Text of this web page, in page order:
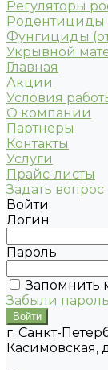
Регуляторы
Родентициды
Фунгициды
Укрывной
Главная
Акции
Условия
О компании
Партнеры
Контакты
Услуги
Прайс-листы
Задать вопрос
Войти
Логин
Пароль
Запомнить
Забыли
г. Санкт-
Касимовская,